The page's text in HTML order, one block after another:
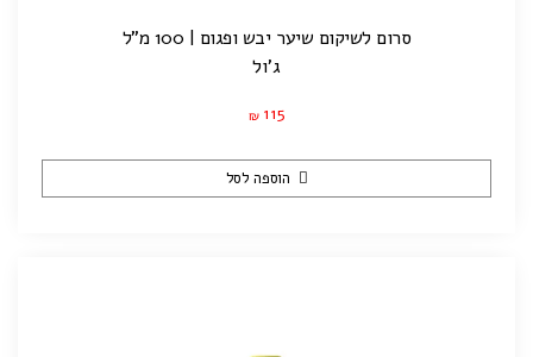
סרום לשיקום שיער יבש ופגום | 100 מ”ל
ג'ול
₪ 115
הוספה לסל